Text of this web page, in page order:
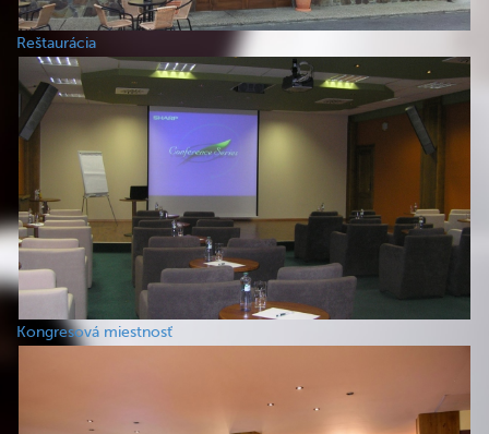
Reštaurácia
Kongresová miestnosť